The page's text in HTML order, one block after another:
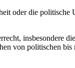
oder die politische
insbesondere
von politischen